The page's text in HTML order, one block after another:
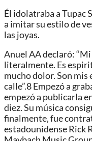
Él idolatraba a Tupac
a imitar su estilo de
las joyas.
Anuel AA declaró:
literalmente. Es
mucho dolor. Son mis
calle”.8​ Empezó a
empezó a publicarla
diez. Su música
finalmente, fue
estadounidense Rick